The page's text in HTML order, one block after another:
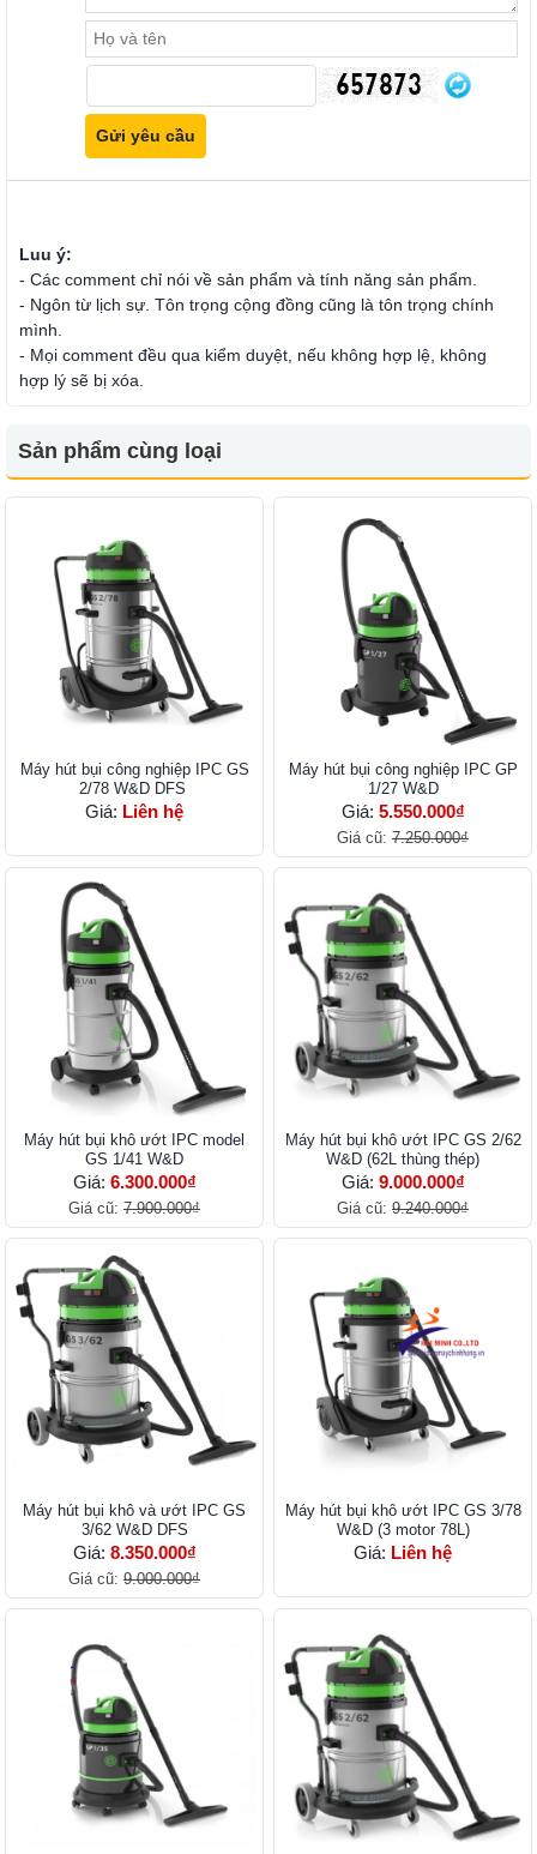
Luu ý:
- Các comment chỉ nói về sản phẩm và tính năng sản phẩm.
- Ngôn từ lịch sự. Tôn trọng cộng đồng cũng là tôn trọng chính
mình.
- Mọi comment đều qua kiểm duyệt, nếu không hợp lệ, không
hợp lý sẽ bị xóa.
Sản phẩm cùng loại
Máy hút bụi công nghiệp IPC GS
2/78 W&D DFS
Giá: Liên hệ
Máy hút bụi công nghiệp IPC GP
1/27 W&D
Giá: 5.550.000₫
Giá cũ: 7.250.000₫
Máy hút bụi khô ướt IPC model
GS 1/41 W&D
Giá: 6.300.000₫
Giá cũ: 7.900.000₫
Máy hút bụi khô ướt IPC GS 2/62
W&D (62L thùng thép)
Giá: 9.000.000₫
Giá cũ: 9.240.000₫
Máy hút bụi khô và ướt IPC GS
3/62 W&D DFS
Giá: 8.350.000₫
Giá cũ: 9.000.000₫
Máy hút bụi khô ướt IPC GS 3/78
W&D (3 motor 78L)
Giá: Liên hệ